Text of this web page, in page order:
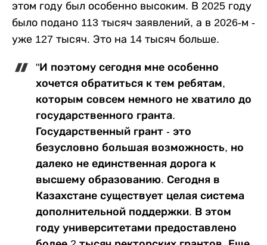
этом году был особенно высоким. В 2025 году
было подано 113 тысяч заявлений, а в 2026-м -
уже 127 тысяч. Это на 14 тысяч больше.
"И поэтому сегодня мне особенно
хочется обратиться к тем ребятам,
которым совсем немного не хватило до
государственного гранта.
Государственный грант - это
безусловно большая возможность, но
далеко не единственная дорога к
высшему образованию. Сегодня в
Казахстане существует целая система
дополнительной поддержки. В этом
году университетами предоставлено